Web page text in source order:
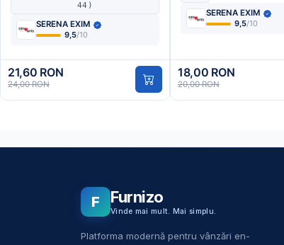
44)
SERENA EXIM
9,5/10
21,60 RON
24,00 RON
SERENA EXIM
9,5/10
18,00 RON
20,00 RON
F Furnizo
Vinde mai mult. Mai simplu.
Platforma modernă pentru vânzări en-